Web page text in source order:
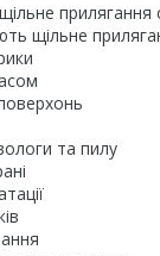
прилягання
щільне
та пилу